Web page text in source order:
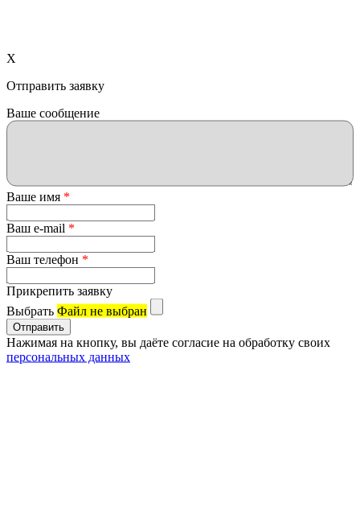
X
Отправить заявку
Ваше сообщение
Ваше имя *
Ваш e-mail *
Ваш телефон *
Прикрепить заявку
Выбрать Файл не выбран
Нажимая на кнопку, вы даёте согласие на обработку своих
персональных данных